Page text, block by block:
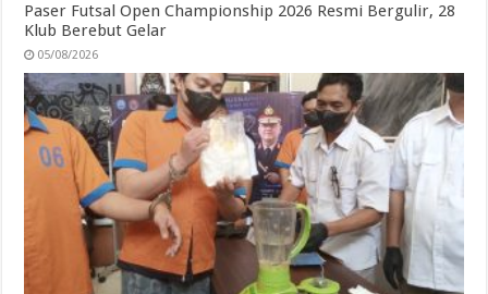
Paser Futsal Open Championship 2026 Resmi Bergulir, 28
Klub Berebut Gelar
05/08/2026